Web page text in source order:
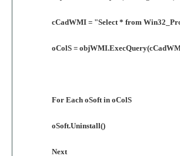
cCadWMI = "Select * from
oColS =
For Each oSoft in oColS
oSoft.Uninstall()
Next